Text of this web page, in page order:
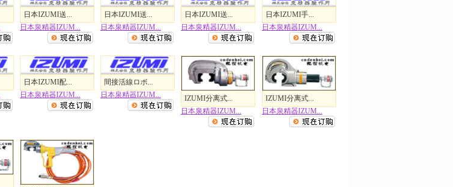
日本IZUMI送...
日本泉精器IZUM...
日本IZUMI送...
日本泉精器IZUM...
日本IZUMI送...
日本泉精器IZUM...
日本IZUMI手...
日本泉精器IZUM...
日本IZUMI配...
日本泉精器IZUM...
間接活線ロボ...
日本泉精器IZUM...
IZUMI分离式...
日本泉精器IZUM...
IZUMI分离式...
日本泉精器IZUM...